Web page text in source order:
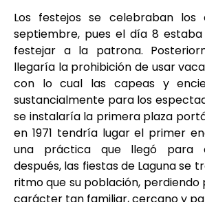
Los festejos se celebraban
septiembre, pues el día 8
festejar a la patrona.
llegaría la prohibición de usar
con lo cual las capeas y
sustancialmente para los
se instalaría la primera plaza
en 1971 tendría lugar el primer
una práctica que llegó para
después, las fiestas de Laguna se
ritmo que su población, perdiendo